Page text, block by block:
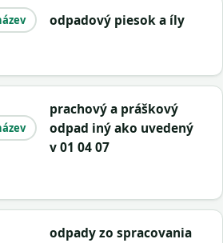
odpadový piesok a íly
prachový a práškový
odpad iný ako uvedený
v 01 04 07
odpady zo spracovania